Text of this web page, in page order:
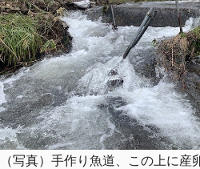
（写真）手作り魚道、この上に産